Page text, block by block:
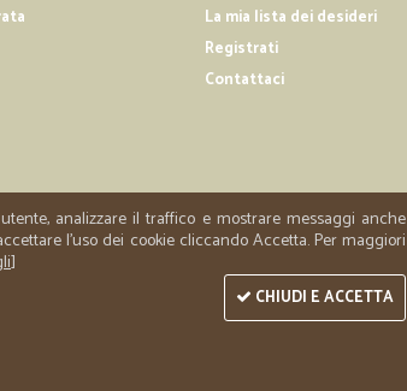
La mia lista dei desideri
Registrati
Contattaci
analizzare il traffico e mostrare messaggi anche
l'uso dei cookie cliccando Accetta. Per maggiori
]
CHIUDI E ACCETTA